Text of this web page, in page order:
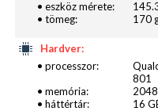
• eszköz mérete:
• tömeg:
170
Hardver:
• processzor:
801
• memória:
• háttértár:
16